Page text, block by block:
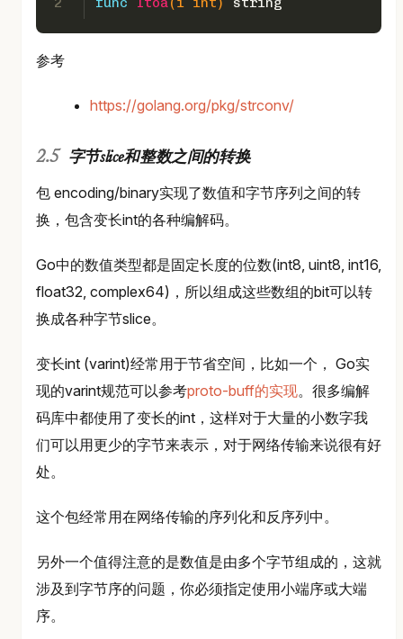
参考
https://golang.org/pkg/strconv/
字节slice和整数之间的转换
包 encoding/binary实现了数值和字节序列之间的转
换，包含变长int的各种编解码。
Go中的数值类型都是固定长度的位数(int8, uint8, int16,
float32, complex64)，所以组成这些数组的bit可以转
换成各种字节slice。
变长int (varint)经常用于节省空间，比如一个， Go实
现的varint规范可以参考proto-buff的实现。很多编解
码库中都使用了变长的int，这样对于大量的小数字我
们可以用更少的字节来表示，对于网络传输来说很有好
处。
这个包经常用在网络传输的序列化和反序列中。
另外一个值得注意的是数值是由多个字节组成的，这就
涉及到字节序的问题，你必须指定使用小端序或大端
序。